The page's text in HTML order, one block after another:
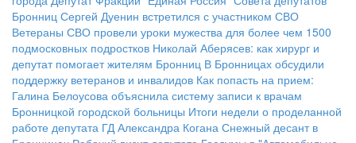
Бронниц Сергей Дуенин встретился с участником СВО
Ветераны СВО провели уроки мужества для более чем 1500
подмосковных подростков Николай Аберясев: как хирург и
депутат помогает жителям Бронниц В Бронницах обсудили
поддержку ветеранов и инвалидов Как попасть на прием:
Галина Белоусова объяснила систему записи к врачам
Бронницкой городской больницы Итоги недели о проделанной
работе депутата ГД Александра Когана Снежный десант в